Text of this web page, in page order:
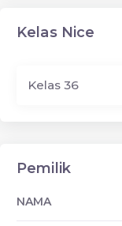
Kelas Nice
Kelas 36
Pemilik
NAMA